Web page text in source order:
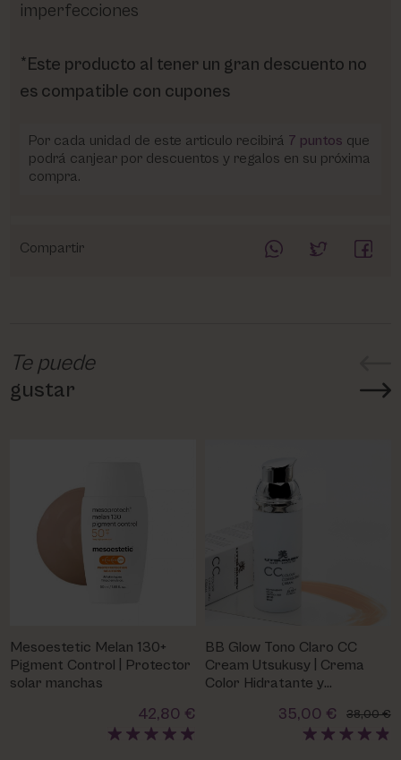
imperfecciones
*Este producto al tener un gran descuento no
es compatible con cupones
Por cada unidad de este articulo recibirá 7 puntos que
podrá canjear por descuentos y regalos en su próxima
compra.
Compartir
Te puede
gustar
Mesoestetic Melan 130+
Pigment Control | Protector
solar manchas
42,80 €
BB Glow Tono Claro CC
Cream Utsukusy | Crema
Color Hidratante y
35,00 € 38,00 €